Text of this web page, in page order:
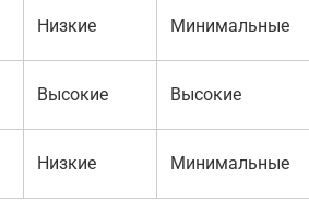
Низкие Минимальные
Высокие Высокие
Низкие Минимальные